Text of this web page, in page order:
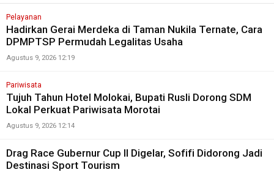
Pelayanan
Hadirkan Gerai Merdeka di Taman Nukila Ternate, Cara
DPMPTSP Permudah Legalitas Usaha
Agustus 9, 2026 12:19
Pariwisata
Tujuh Tahun Hotel Molokai, Bupati Rusli Dorong SDM
Lokal Perkuat Pariwisata Morotai
Agustus 9, 2026 12:14
Drag Race Gubernur Cup II Digelar, Sofifi Didorong Jadi
Destinasi Sport Tourism